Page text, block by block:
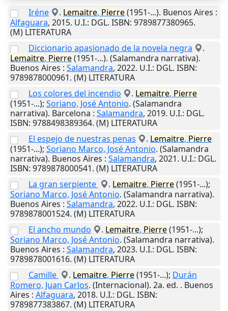
Iréne . Lemaitre, Pierre(1951-...). Buenos Aires :
Alfaguara, 2015. U.I.: DGL. ISBN: 9789877380965.
(M) LITERATURA
Diccionario apasionado de la novela negra
.
Lemaitre, Pierre(1951-...). (Salamandra narrativa).
Buenos Aires : Salamandra, 2022. U.I.: DGL. ISBN:
9789878000961. (M) LITERATURA
Los colores del incendio
. Lemaitre, Pierre
(1951-...); Soriano, José Antonio. (Salamandra
narrativa). Barcelona : Salamandra, 2019. U.I.: DGL.
ISBN: 9788498389364. (M) LITERATURA
El espejo de nuestras penas
. Lemaitre, Pierre
(1951-...); Soriano Marco, José Antonio. (Salamandra
narrativa). Buenos Aires : Salamandra, 2021. U.I.: DGL.
ISBN: 9789878000541. (M) LITERATURA
La gran serpiente
. Lemaitre, Pierre(1951-...);
Soriano Marco, José Antonio. (Salamandra narrativa).
Buenos Aires : Salamandra, 2022. U.I.: DGL. ISBN:
9789878001524. (M) LITERATURA
El ancho mundo
. Lemaitre, Pierre(1951-...);
Soriano Marco, José Antonio. (Salamandra narrativa).
Buenos Aires : Salamandra, 2023. U.I.: DGL. ISBN:
9789878001616. (M) LITERATURA
Camille
. Lemaitre, Pierre(1951-...); Durán
Romero, Juan Carlos. (Internacional). 2a. ed. . Buenos
Aires : Alfaguara, 2018. U.I.: DGL. ISBN:
9789877383867. (M) LITERATURA